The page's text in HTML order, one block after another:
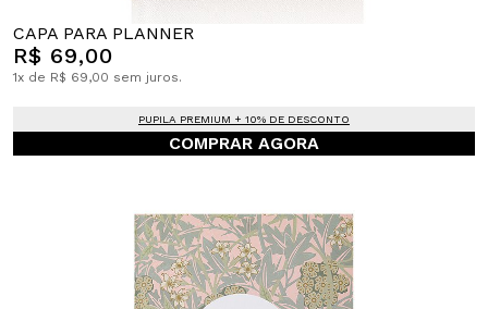
CAPA PARA PLANNER
R$ 69,00
1x de R$ 69,00 sem juros.
PUPILA PREMIUM + 10% DE DESCONTO
COMPRAR AGORA